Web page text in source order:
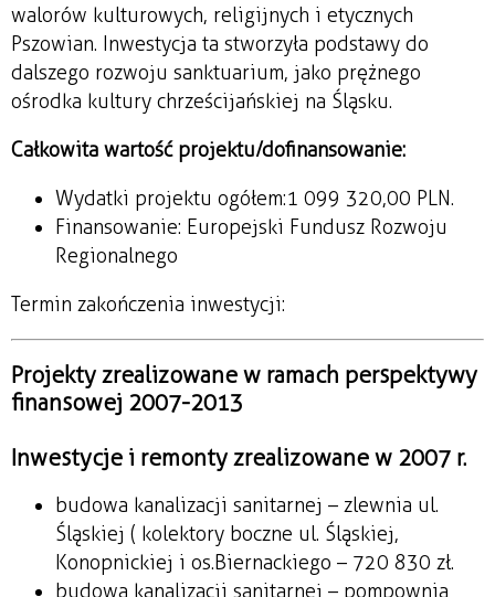
walorów kulturowych, religijnych i etycznych
Pszowian. Inwestycja ta stworzyła podstawy do
dalszego rozwoju sanktuarium, jako prężnego
ośrodka kultury chrześcijańskiej na Śląsku.
Całkowita wartość projektu/dofinansowanie:
Wydatki projektu ogółem:1 099 320,00 PLN.
Finansowanie: Europejski Fundusz Rozwoju
Regionalnego
Termin zakończenia inwestycji:
Projekty zrealizowane w ramach perspektywy
finansowej 2007-2013
Inwestycje i remonty zrealizowane w 2007 r.
budowa kanalizacji sanitarnej – zlewnia ul.
Śląskiej ( kolektory boczne ul. Śląskiej,
Konopnickiej i os.Biernackiego – 720 830 zł.
budowa kanalizacji sanitarnej – pompownia